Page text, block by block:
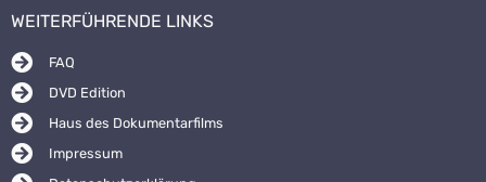
WEITERFÜHRENDE LINKS
FAQ
DVD Edition
Haus des Dokumentarfilms
Impressum